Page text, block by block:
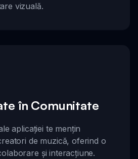
vizuală.
în Comunitate
aplicației te mențin
de muzică, oferind o
și interacțiune.